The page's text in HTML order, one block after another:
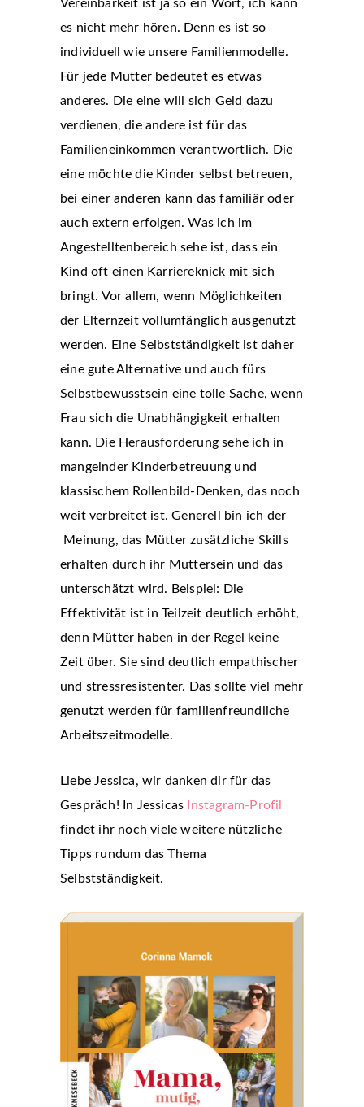
Vereinbarkeit ist ja so ein Wort, ich kann
es nicht mehr hören. Denn es ist so
individuell wie unsere Familienmodelle.
Für jede Mutter bedeutet es etwas
anderes. Die eine will sich Geld dazu
verdienen, die andere ist für das
Familieneinkommen verantwortlich. Die
eine möchte die Kinder selbst betreuen,
bei einer anderen kann das familiär oder
auch extern erfolgen. Was ich im
Angestelltenbereich sehe ist, dass ein
Kind oft einen Karriereknick mit sich
bringt. Vor allem, wenn Möglichkeiten
der Elternzeit vollumfänglich ausgenutzt
werden. Eine Selbstständigkeit ist daher
eine gute Alternative und auch fürs
Selbstbewusstsein eine tolle Sache, wenn
Frau sich die Unabhängigkeit erhalten
kann. Die Herausforderung sehe ich in
mangelnder Kinderbetreuung und
klassischem Rollenbild-Denken, das noch
weit verbreitet ist. Generell bin ich der
Meinung, das Mütter zusätzliche Skills
erhalten durch ihr Muttersein und das
unterschätzt wird. Beispiel: Die
Effektivität ist in Teilzeit deutlich erhöht,
denn Mütter haben in der Regel keine
Zeit über. Sie sind deutlich empathischer
und stressresistenter. Das sollte viel mehr
genutzt werden für familienfreundliche
Arbeitszeitmodelle.
Liebe Jessica, wir danken dir für das
Gespräch! In Jessicas
Instagram-Profil
findet ihr noch viele weitere nützliche
Tipps rundum das Thema
Selbstständigkeit.